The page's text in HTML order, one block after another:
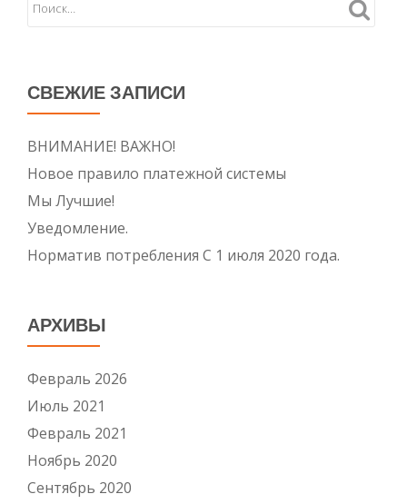
СВЕЖИЕ ЗАПИСИ
ВНИМАНИЕ! ВАЖНО!
Новое правило платежной системы
Мы Лучшие!
Уведомление.
Норматив потребления С 1 июля 2020 года.
АРХИВЫ
Февраль 2026
Июль 2021
Февраль 2021
Ноябрь 2020
Сентябрь 2020